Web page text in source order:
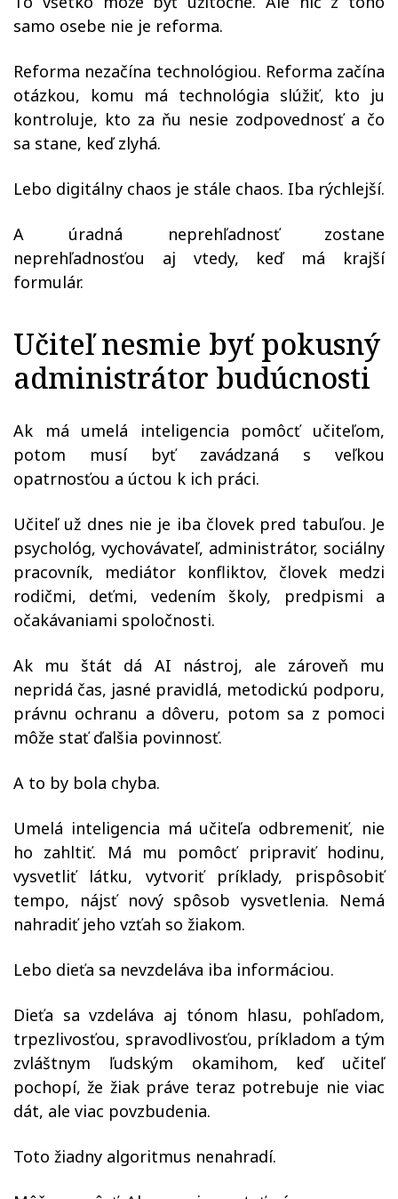
samo osebe nie je reforma.
Reforma nezačína technológiou. Reforma začína
otázkou, komu má technológia slúžiť, kto ju
kontroluje, kto za ňu nesie zodpovednosť a čo
sa stane, keď zlyhá.
Lebo digitálny chaos je stále chaos. Iba rýchlejší.
A úradná neprehľadnosť zostane
neprehľadnosťou aj vtedy, keď má krajší
formulár.
Učiteľ nesmie byť pokusný
administrátor budúcnosti
Ak má umelá inteligencia pomôcť učiteľom,
potom musí byť zavádzaná s veľkou
opatrnosťou a úctou k ich práci.
Učiteľ už dnes nie je iba človek pred tabuľou. Je
psychológ, vychovávateľ, administrátor, sociálny
pracovník, mediátor konfliktov, človek medzi
rodičmi, deťmi, vedením školy, predpismi a
očakávaniami spoločnosti.
Ak mu štát dá AI nástroj, ale zároveň mu
nepridá čas, jasné pravidlá, metodickú podporu,
právnu ochranu a dôveru, potom sa z pomoci
môže stať ďalšia povinnosť.
A to by bola chyba.
Umelá inteligencia má učiteľa odbremeniť, nie
ho zahltiť. Má mu pomôcť pripraviť hodinu,
vysvetliť látku, vytvoriť príklady, prispôsobiť
tempo, nájsť nový spôsob vysvetlenia. Nemá
nahradiť jeho vzťah so žiakom.
Lebo dieťa sa nevzdeláva iba informáciou.
Dieťa sa vzdeláva aj tónom hlasu, pohľadom,
trpezlivosťou, spravodlivosťou, príkladom a tým
zvláštnym ľudským okamihom, keď učiteľ
pochopí, že žiak práve teraz potrebuje nie viac
dát, ale viac povzbudenia.
Toto žiadny algoritmus nenahradí.